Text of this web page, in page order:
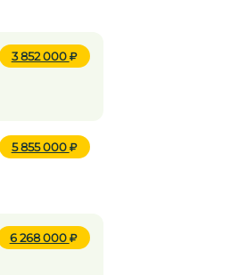
3 852 000
5 855 000
6 268 000